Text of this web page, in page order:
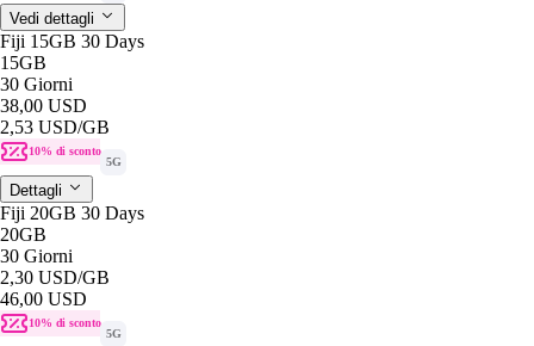
Vedi dettagli
Fiji 15GB 30 Days
15GB
30 Giorni
38,00 USD
2,53 USD/GB
10% di sconto
5G
Dettagli
Fiji 20GB 30 Days
20GB
30 Giorni
2,30 USD/GB
46,00 USD
10% di sconto
5G